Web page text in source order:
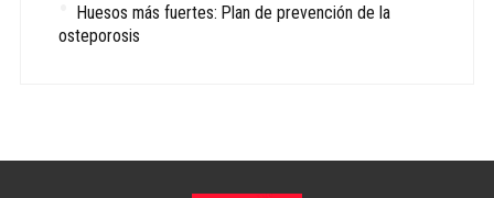
Huesos más fuertes: Plan de prevención de la
osteporosis